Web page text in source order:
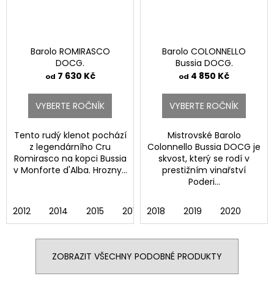
Barolo ROMIRASCO
DOCG.
od 7 630 Kč
VYBERTE ROČNÍK
Tento rudý klenot pochází
z legendárního Cru
Romirasco na kopci Bussia
v Monforte d'Alba. Hrozny...
2012 2014 2015 2018 2019 2020
Barolo COLONNELLO
Bussia DOCG.
od 4 850 Kč
VYBERTE ROČNÍK
Mistrovské Barolo
Colonnello Bussia DOCG je
skvost, který se rodí v
prestižním vinařství
Poderi...
2018 2019 2020
ZOBRAZIT VŠECHNY PODOBNÉ PRODUKTY